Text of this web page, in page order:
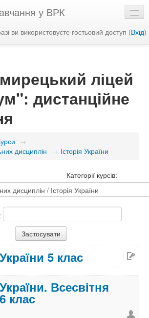
у ВРК
ви використовуєте гостьовий доступ (Вхід)
ліцей
→
дисциплін → Історія України
Категорії курсів:
5 клас
Всесвітня
клас